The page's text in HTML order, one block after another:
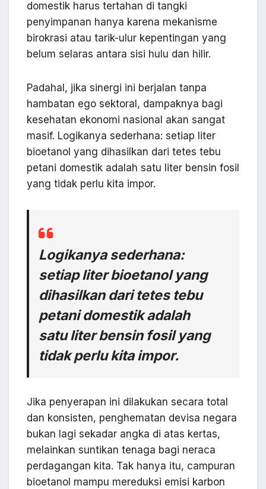
domestik harus tertahan di tangki
penyimpanan hanya karena mekanisme
birokrasi atau tarik-ulur kepentingan yang
belum selaras antara sisi hulu dan hilir.
Padahal, jika sinergi ini berjalan tanpa
hambatan ego sektoral, dampaknya bagi
kesehatan ekonomi nasional akan sangat
masif. Logikanya sederhana: setiap liter
bioetanol yang dihasilkan dari tetes tebu
petani domestik adalah satu liter bensin fosil
yang tidak perlu kita impor.
Logikanya sederhana:
setiap liter bioetanol yang
dihasilkan dari tetes tebu
petani domestik adalah
satu liter bensin fosil yang
tidak perlu kita impor.
Jika penyerapan ini dilakukan secara total
dan konsisten, penghematan devisa negara
bukan lagi sekadar angka di atas kertas,
melainkan suntikan tenaga bagi neraca
perdagangan kita. Tak hanya itu, campuran
bioetanol mampu mereduksi emisi karbon